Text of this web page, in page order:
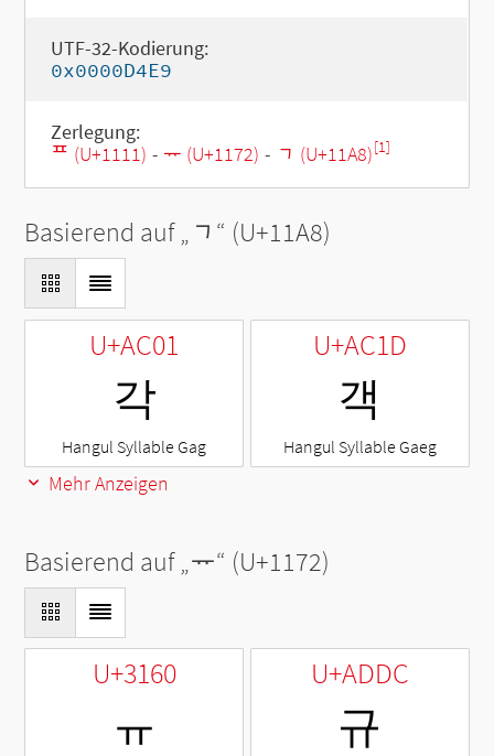
UTF-32-Kodierung:
0x0000D4E9
Zerlegung:
ᄑ (U+1111) - ᅲ (U+1172) - ᆨ (U+11A8)[1]
Basierend auf „ ᆨ “ (U+11A8)
U+AC01
각
Hangul Syllable Gag
U+AC1D
객
Hangul Syllable Gaeg
Mehr Anzeigen
Basierend auf „ᅲ“ (U+1172)
U+3160
ㅠ
U+ADDC
규